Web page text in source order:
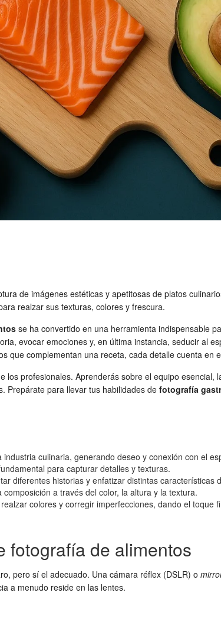
de imágenes estéticas y apetitosas de platos
realzar sus texturas, colores y frescura.
se ha convertido en una herramienta indispensable
evocar emociones y, en última instancia, seducir al
que complementan una receta, cada detalle cuenta en
profesionales. Aprenderás sobre el equipo esencial,
Prepárate para llevar tus habilidades defotografía
culinaria, generando deseo y conexión con el
para capturar detalles y texturas.
diferentes historias y enfatizar distintas características
a través del color, la altura y la textura.
colores y corregir imperfecciones, dando el toque
fotografía de alimentos
pero sí el adecuado. Una cámara réflex (DSLR) o
a menudo reside en las lentes.